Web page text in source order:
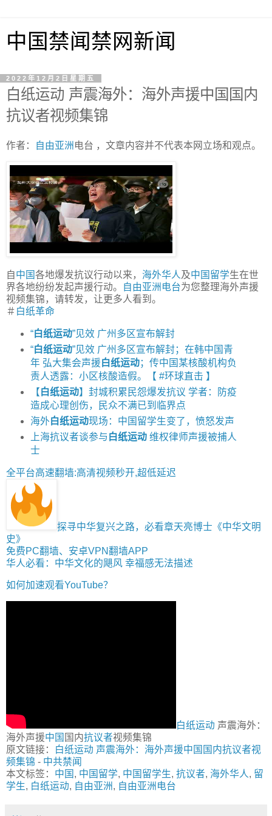
中国禁闻禁网新闻
2022年12月2日星期五
白纸运动 声震海外：海外声援中国国内
抗议者视频集锦
作者： 自由亚洲 电台 ，文章内容并不代表本网立场和观点。
自中国各地爆发抗议行动以来， 海外华人及中国留学生在世
界各地纷纷发起声援行动。
自由亚洲电台为您整理海外声援
视频集锦，请转发，让更多人看到。
＃ 白纸革命
“白纸运动”见效 广州多区宣布解封
“白纸运动”见效 广州多区宣布解封；在韩中国青
年 弘大集会声援白纸运动；传中国某核酸机构负
责人透露：小区核酸造假。【 #环球直击 】
【 白纸运动】封城积累民怨爆发抗议 学者：防疫
造成心理创伤，民众不满已到临界点
海外白纸运动现场：中国留学生变了，愤怒发声
上海抗议者谈参与 白纸运动维权律师声援被捕人
士
全平台高速翻墙:高清视频秒开,超低延迟
探寻中华复兴之路，必看章天亮博士《中华文明
史》
免费PC翻墙、安卓VPN翻墙APP
华人必看：中华文化的飓风 幸福感无法描述
如何加速观看YouTube？
白纸运动 声震海外：
海外声援中国 国内抗议者视频集锦
原文链接：
白纸运动 声震海外：海外声援中国国内抗议者视
频集锦 - 中共禁闻
本文标签： 中国 , 中国留学, 中国留学生, 抗议者, 海外华人, 留
学生, 白纸运动, 自由亚洲, 自由亚洲电台